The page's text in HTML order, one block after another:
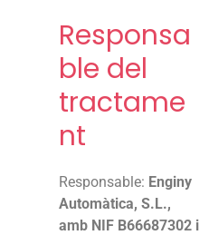
Responsa
ble del
tractame
nt
Responsable: Enginy
Automàtica, S.L.,
amb NIF B66687302 i